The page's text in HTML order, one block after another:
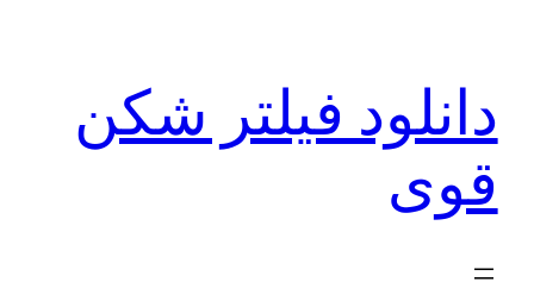
دانلود فیلتر شکن
قوی